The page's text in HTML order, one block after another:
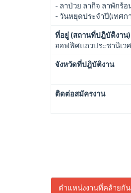
- ลาป่วย ลากิจ ลาพักร้อ
- วันหยุดประจำปี(เทศก
ที่อยู่ (สถานที่ปฎิบัติงาน)
ออฟฟิศแถวประชานิเวศ
จังหวัดที่ปฎิบัติงาน
ติดต่อสมัครงาน
ตำแหน่งงานที่คล้ายกัน